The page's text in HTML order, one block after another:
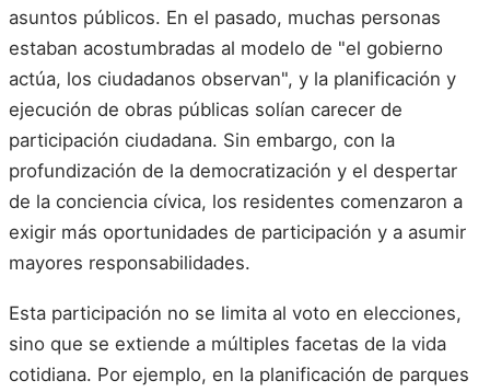
asuntos públicos. En el pasado, muchas personas
estaban acostumbradas al modelo de "el gobierno
actúa, los ciudadanos observan", y la planificación y
ejecución de obras públicas solían carecer de
participación ciudadana. Sin embargo, con la
profundización de la democratización y el despertar
de la conciencia cívica, los residentes comenzaron a
exigir más oportunidades de participación y a asumir
mayores responsabilidades.
Esta participación no se limita al voto en elecciones,
sino que se extiende a múltiples facetas de la vida
cotidiana. Por ejemplo, en la planificación de parques